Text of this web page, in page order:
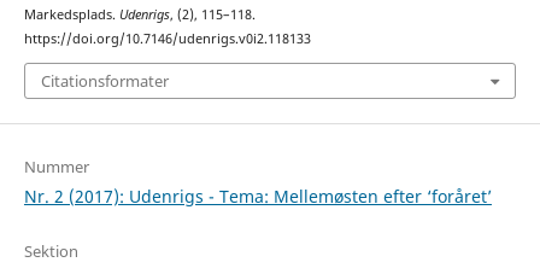
Markedsplads. Udenrigs, (2), 115–118.
https://doi.org/10.7146/udenrigs.v0i2.118133
Citationsformater
Nummer
Nr. 2 (2017): Udenrigs - Tema: Mellemøsten efter ‘foråret’
Sektion